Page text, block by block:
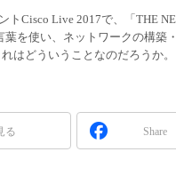
トCisco Live 2017で、「THE
葉を使い、ネットワークの構
はどういうことなのだろうか。
る Share